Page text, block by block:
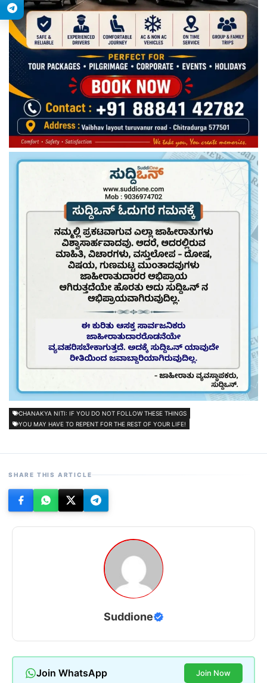
CHANAKYA NITI: IF YOU DO NOT FOLLOW THESE THINGS
YOU MAY HAVE TO REPENT FOR THE REST OF YOUR LIFE!
SHARE THIS ARTICLE
Suddione
Join WhatsApp Join Now